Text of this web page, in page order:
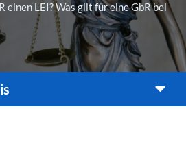
einen LEI? Was gilt für eine GbR bei